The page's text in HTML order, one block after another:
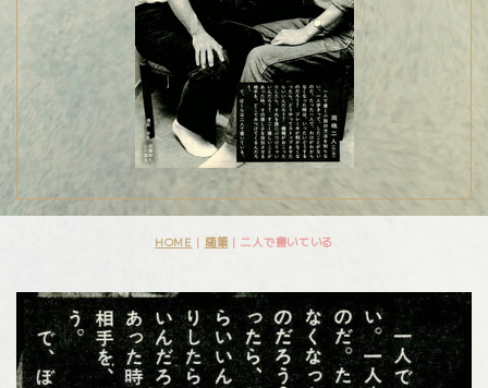
HOME | 随筆| 二人で書いている